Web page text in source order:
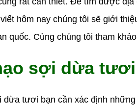
hôm nay chúng tôi sẽ giới
quốc. Cùng chúng tôi tham
sợi dừa tươi
tươi bạn cần xác định